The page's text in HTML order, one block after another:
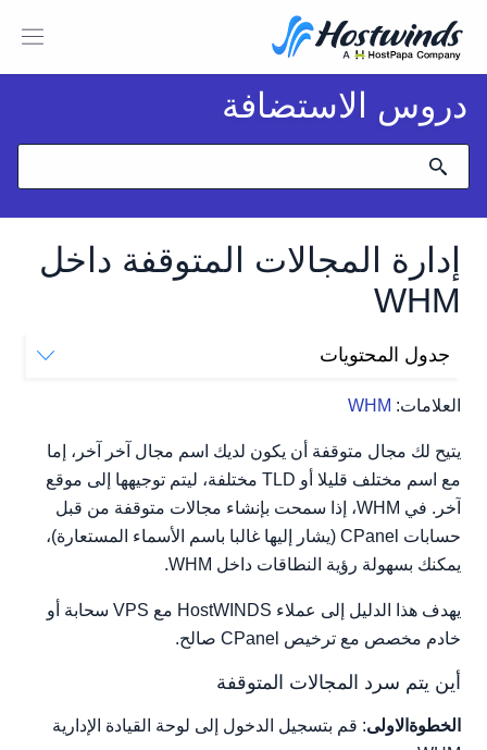
دروس الاستضافة
إدارة المجالات المتوقفة داخل
WHM
العلامات: WHM
جدول المحتويات
عرض المجالات المتوقفة
إلغاء تسكين مجال
يتيح لك مجال متوقفة أن يكون لديك اسم مجال آخر آخر، إما
مع اسم مختلف قليلا أو TLD مختلفة، ليتم توجيهها إلى موقع
آخر. في WHM، إذا سمحت بإنشاء مجالات متوقفة من قبل
حسابات CPanel (يشار إليها غالبا باسم الأسماء المستعارة)،
يمكنك بسهولة رؤية النطاقات داخل WHM.
يهدف هذا الدليل إلى عملاء HostWINDS مع VPS سحابة أو
خادم مخصص مع ترخيص CPanel صالح.
أين يتم سرد المجالات المتوقفة
الخطوةالاولى: قم بتسجيل الدخول إلى لوحة القيادة الإدارية